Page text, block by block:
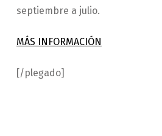
septiembre a julio.
MÁS INFORMACIÓN
[/plegado]
Skip back to main navigation